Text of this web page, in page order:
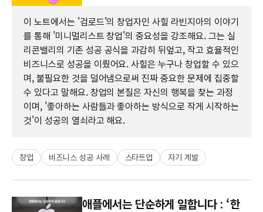
이 노트에서는 '검로드'의 창업자인 사힐 라빈지아의 이야기
를 통해 '미니멀리스트 창업'의 중요성을 강조해요. 그는 실
리콘밸리의 기존 성공 공식을 과감히 뒤엎고, 작고 효율적인
비즈니스로 성공을 이뤘어요. 사힐은 누구나 창업할 수 있으
며, 불필요한 것을 덜어냄으로써 진짜 중요한 문제에 집중할
수 있다고 말해요. 창업의 본질은 자신의 행복을 찾는 과정
이며, '좋아하는 사람들과 좋아하는 방식으로 작게 시작하는
것'이 성공의 열쇠라고 해요.
창업 비즈니스 성공 사례 스타트업 자기 계발
애플에서는 단순하게 일합니다 : ‘한